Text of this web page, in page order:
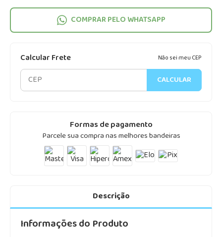
COMPRAR PELO WHATSAPP
Calcular Frete Não sei meu CEP
CALCULAR
Formas de pagamento
Parcele sua compra nas melhores bandeiras
Descrição
Informações do Produto